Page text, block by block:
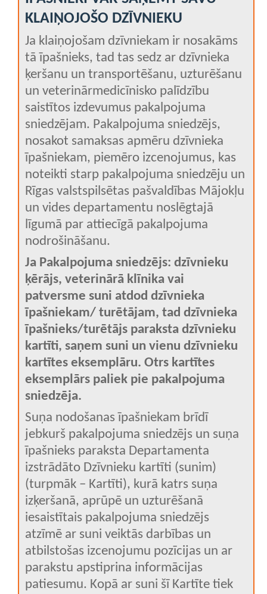
KLAIŅOJOŠO DZĪVNIEKU
Ja klaiņojošam dzīvniekam ir nosakāms
tā īpašnieks, tad tas sedz ar dzīvnieka
ķeršanu un transportēšanu, uzturēšanu
un veterinārmedicīnisko palīdzību
saistītos izdevumus pakalpojuma
sniedzējam. Pakalpojuma sniedzējs,
nosakot samaksas apmēru dzīvnieka
īpašniekam, piemēro izcenojumus, kas
noteikti starp pakalpojuma sniedzēju un
Rīgas valstspilsētas pašvaldības Mājokļu
un vides departamentu noslēgtajā
līgumā par attiecīgā pakalpojuma
nodrošināšanu.
Ja Pakalpojuma sniedzējs: dzīvnieku
ķērājs, veterinārā klīnika vai
patversme suni atdod dzīvnieka
īpašniekam/ turētājam, tad dzīvnieka
īpašnieks/turētājs paraksta dzīvnieku
kartīti, saņem suni un vienu dzīvnieku
kartītes eksemplāru. Otrs kartītes
eksemplārs paliek pie pakalpojuma
sniedzēja.
Suņa nodošanas īpašniekam brīdī
jebkurš pakalpojuma sniedzējs un suņa
īpašnieks paraksta Departamenta
izstrādāto Dzīvnieku kartīti (sunim)
(turpmāk – Kartīti), kurā katrs suņa
izķeršanā, aprūpē un uzturēšanā
iesaistītais pakalpojuma sniedzējs
atzīmē ar suni veiktās darbības un
atbilstošas izcenojumu pozīcijas un ar
parakstu apstiprina informācijas
patiesumu. Kopā ar suni šī Kartīte tiek